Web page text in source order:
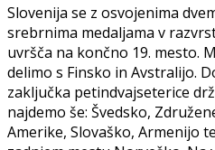
Slovenija se z osvojenima
srebrnima medaljama v
uvršča na končno 19. mesto.
delimo s Finsko in Avstralijo.
zaključka petindvajseterice
najdemo še: Švedsko,
Amerike, Slovaško, Armenijo